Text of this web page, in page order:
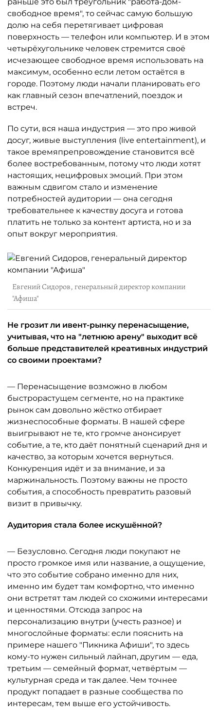
свободное время", то сейчас самую большую
долю на себя перетягивает цифровая
поверхность — телефон или компьютер. И в этом
четырёхугольнике человек стремится своё
исчезающее свободное время использовать на
максимум, особенно если летом остаётся в
городе. Поэтому люди начали планировать его
как главный сезон впечатлений, поездок и
встреч.
По сути, вся наша индустрия — это про живой
досуг, живые выступления (live entertainment), и
такое времяпрепровождение становится всё
более востребованным, потому что люди хотят
настоящих, нецифровых эмоций. При этом
важным сдвигом стало и изменение
потребностей аудитории — она сегодня
требовательнее к качеству досуга и готова
платить не только за контент артиста, но и за
опыт вокруг мероприятия.
Евгений Сидоров, генеральный директор компании
"Афиша"
Не грозит ли ивент-рынку перенасыщение,
учитывая, что на "летнюю арену" выходит всё
больше представителей креативных индустрий
со своими проектами?
— Перенасыщение возможно в любом
быстрорастущем сегменте, но на практике
рынок сам довольно жёстко отбирает
жизнеспособные форматы. В нашей сфере
выигрывают не те, кто громче анонсирует
событие, а те, кто даёт понятный сценарий дня и
качество, за которым хочется вернуться.
Конкуренция идёт и за внимание, и за
маржинальность. Поэтому важны не просто
события, а способность превратить разовый
визит в привычку.
Аудитория стала более искушённой?
— Безусловно. Сегодня люди покупают не
просто громкое имя или название, а ощущение,
что это событие собрано именно для них,
именно им будет там комфортно, что именно
они встретят там людей со схожими интересами
и ценностями. Отсюда запрос на
персонализацию внутри (учесть разное) и
многослойные форматы: если пояснить на
примере нашего "Пикника Афиши", то здесь
кому-то нужен сильный лайнап, другим — еда,
третьим — семейный формат, четвёртым —
культурная среда и так далее. Чем точнее
продукт попадает в разные сообщества по
интересам, тем выше его устойчивость.